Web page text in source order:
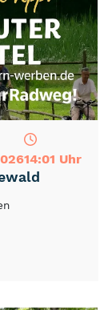
14:01 Uhr